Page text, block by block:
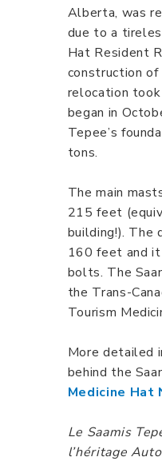
Alberta, was
due to a
Hat Resident
construction
relocation
began in
Tepee’s
tons.
The main
215 feet
building!). The
160 feet and
bolts. The
the Trans-
Tourism
More detailed
behind the
Medicine Hat
Le Saamis
l’héritage